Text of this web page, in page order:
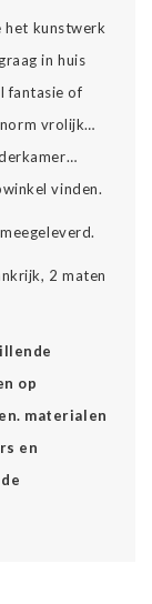
het kunstwerk
in huis
fantasie of
vrolijk…
vinden.
2 maten
op
materialen
en